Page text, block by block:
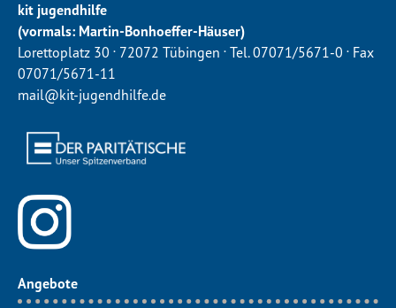
kit jugendhilfe
(vormals: Martin-Bonhoeffer-Häuser)
Lorettoplatz 30 . 72072 Tübingen . Tel. 07071/5671-0 . Fax
07071/5671-11
mail@kit-jugendhilfe.de
Angebote